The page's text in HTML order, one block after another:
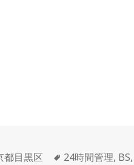
都目黒区
タ
24時間管理, BS